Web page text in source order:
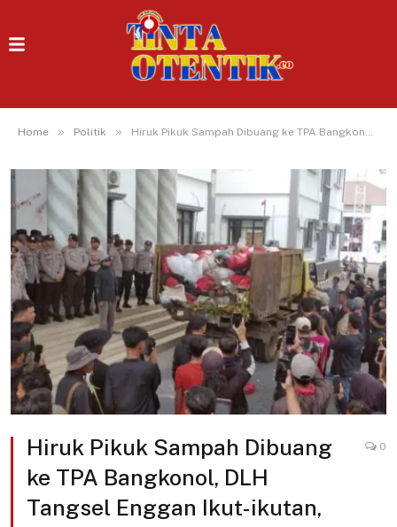
Home » Politik » Hiruk Pikuk Sampah Dibuang ke TPA Bangkonol, DLH Tangsel Enggan Ikut-ikutan, Percayakan Pemkab Pandeglang
Hiruk Pikuk Sampah Dibuang
ke TPA Bangkonol, DLH
Tangsel Enggan Ikut-ikutan,
0